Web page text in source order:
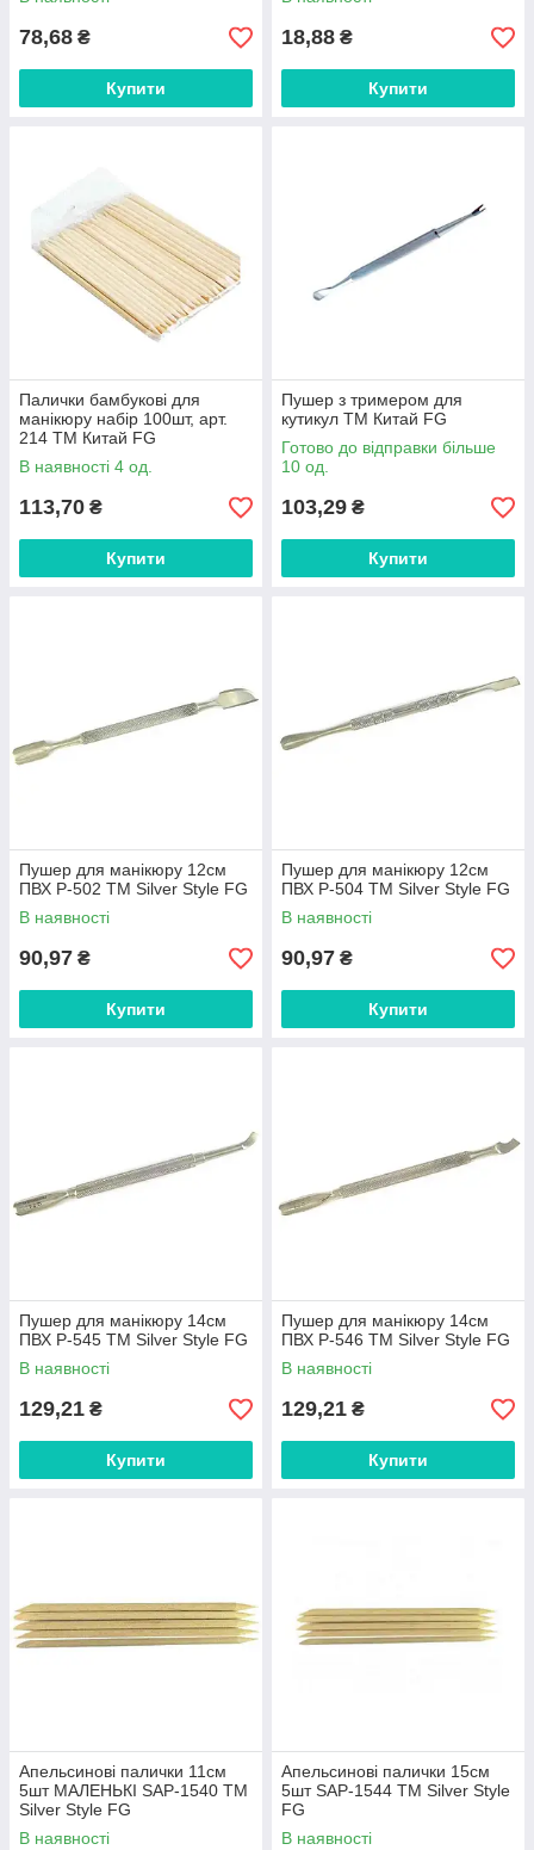
78,68 ₴
Купити
18,88 ₴
Купити
Палички бамбукові для
манікюру набір 100шт, арт.
214 ТМ Китай FG
В наявності 4 од.
113,70 ₴
Купити
Пушер з тримером для
кутикул ТМ Китай FG
Готово до відправки більше
10 од.
103,29 ₴
Купити
Пушер для манікюру 12см
ПВХ P-502 ТМ Silver Style FG
В наявності
90,97 ₴
Купити
Пушер для манікюру 12см
ПВХ P-504 ТМ Silver Style FG
В наявності
90,97 ₴
Купити
Пушер для манікюру 14см
ПВХ P-545 ТМ Silver Style FG
В наявності
129,21 ₴
Купити
Пушер для манікюру 14см
ПВХ P-546 ТМ Silver Style FG
В наявності
129,21 ₴
Купити
Апельсинові палички 11см
5шт МАЛЕНЬКІ SAP-1540 ТМ
Silver Style FG
В наявності
Апельсинові палички 15см
5шт SAP-1544 ТМ Silver Style
FG
В наявності